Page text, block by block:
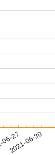
27
2021-06-30